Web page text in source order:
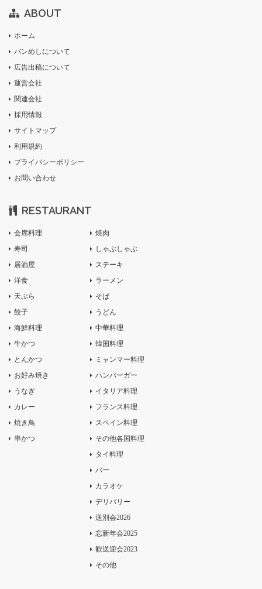
ABOUT
ホーム
バンめしについて
広告出稿について
運営会社
関連会社
採用情報
サイトマップ
利用規約
プライバシーポリシー
お問い合わせ
RESTAURANT
会席料理
寿司
居酒屋
洋食
天ぷら
餃子
海鮮料理
牛かつ
とんかつ
お好み焼き
うなぎ
カレー
焼き鳥
串かつ
焼肉
しゃぶしゃぶ
ステーキ
ラーメン
そば
うどん
中華料理
韓国料理
ミャンマー料理
ハンバーガー
イタリア料理
フランス料理
スペイン料理
その他各国料理
タイ料理
バー
カラオケ
デリバリー
送別会2026
忘新年会2025
歓送迎会2023
その他